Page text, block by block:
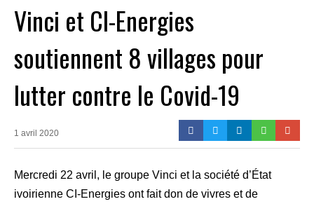
Vinci et CI-Energies
soutiennent 8 villages pour
lutter contre le Covid-19
1 avril 2020
Mercredi 22 avril, le groupe Vinci et la société d’État
ivoirienne CI-Energies ont fait don de vivres et de